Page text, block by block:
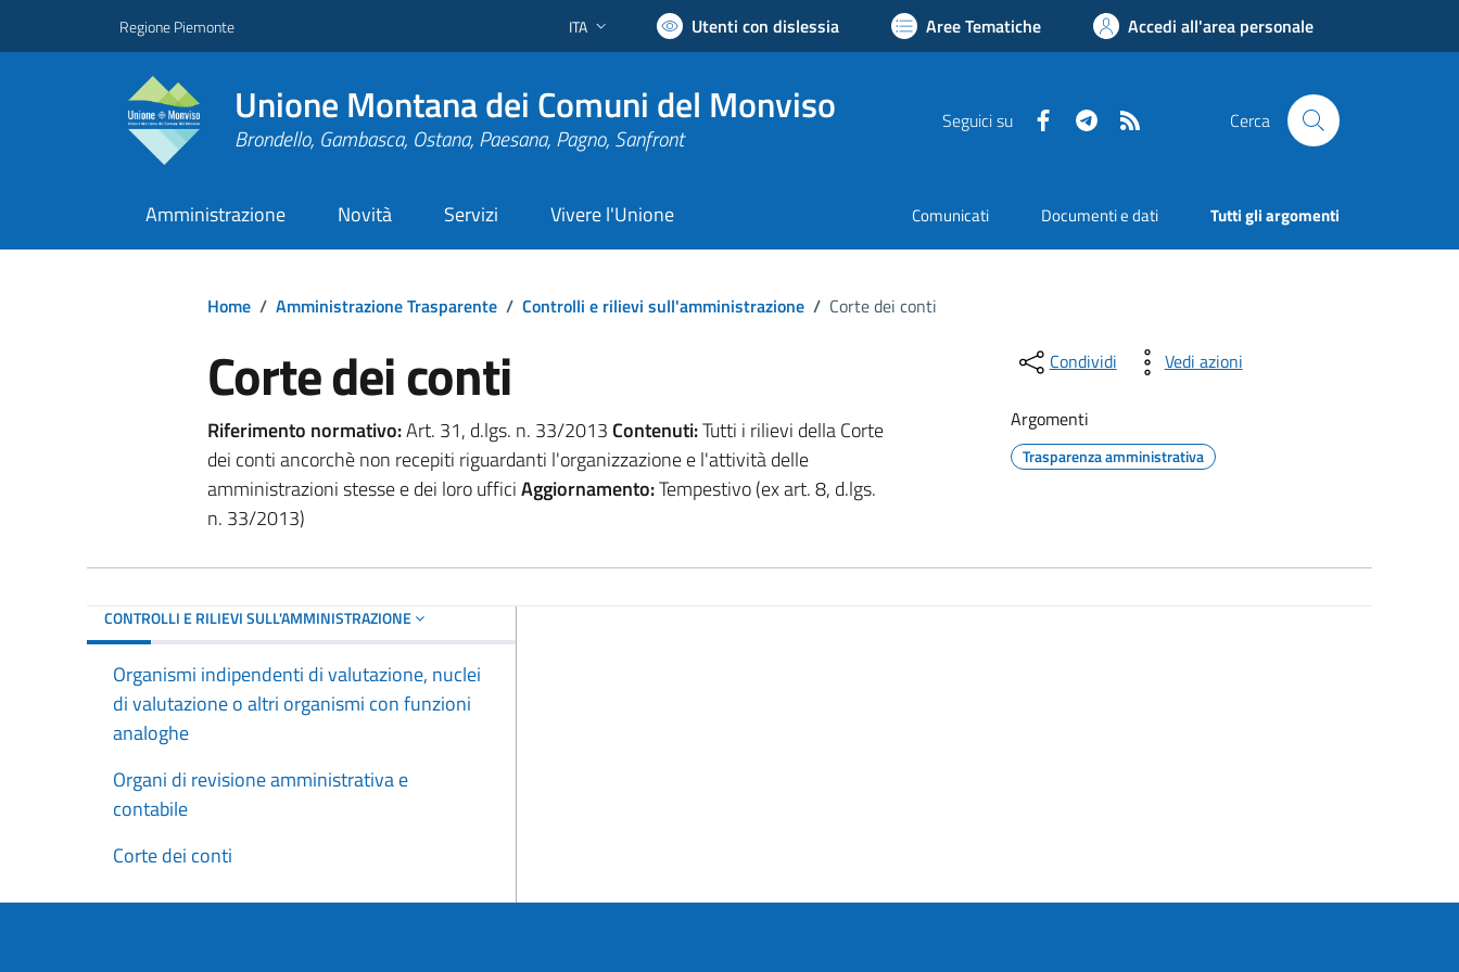
Regione Piemonte Lingua attiva:
ITA Utenti con dislessia Aree Tematiche Accedi all'area personale
Unione Montana dei Comuni del Monviso
Brondello, Gambasca, Ostana, Paesana, Pagno, Sanfront
Seguici su FacebookTelegram Cerca
Amministrazione Novità Servizi Vivere l'Unione Comunicati Documenti e dati Tutti gli argomenti
Home / Amministrazione Trasparente / Controlli e rilievi sull'amministrazione / Corte dei conti
Corte dei conti
Riferimento normativo:Art. 31, d.lgs. n. 33/2013 Contenuti:Tutti i rilievi della Corte
dei conti ancorchè non recepiti riguardanti l'organizzazione e l'attività delle
amministrazioni stesse e dei loro ufficiAggiornamento:Tempestivo (ex art. 8, d.lgs.
n. 33/2013)
Condividi Vedi azioni
Argomenti
Trasparenza amministrativa
CONTROLLI E RILIEVI SULL'AMMINISTRAZIONE
Organismi indipendenti di valutazione, nuclei
di valutazione o altri organismi con funzioni
analoghe
Organi di revisione amministrativa e
contabile
Corte dei conti